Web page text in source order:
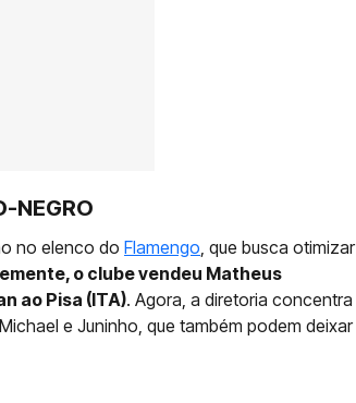
NEGRO
no elenco do Flamengo, que busca otimizar
o clube vendeu Matheus
ao Pisa (ITA). Agora, a diretoria concentra
e Juninho, que também podem deixar